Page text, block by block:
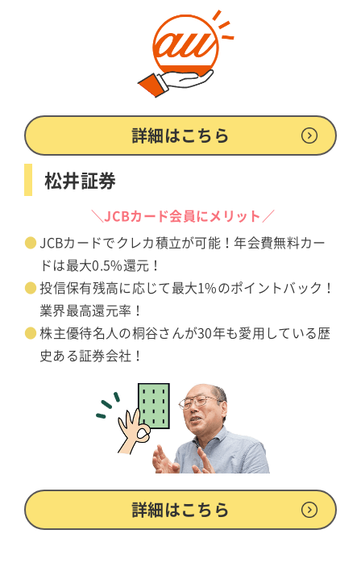
詳細はこちら
松井証券
＼JCBカード会員にメリット／
JCBカードでクレカ積立が可能！年会費無料カー
ドは最大0.5%還元！
投信保有残高に応じて最大1%のポイントバック！
業界最高還元率！
株主優待名人の桐谷さんが30年も愛用している歴
史ある証券会社！
詳細はこちら